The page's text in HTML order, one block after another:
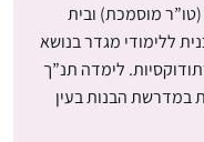
(טו”ר מוסמכת) ובית
ללימודי מגדר בנושא
לימדה תנ”ך
במדרשת הבנות בעין